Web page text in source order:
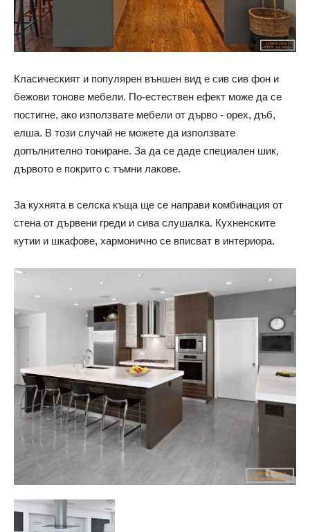
Класическият и популярен външен вид е сив сив фон и
бежови тонове мебели. По-естествен ефект може да се
постигне, ако използвате мебели от дърво - орех, дъб,
елша. В този случай не можете да използвате
допълнително тониране. За да се даде специален шик,
дървото е покрито с тъмни лакове.
За кухнята в селска къща ще се направи комбинация от
стена от дървени греди и сива слушалка. Кухненските
кутии и шкафове, хармонично се вписват в интериора.